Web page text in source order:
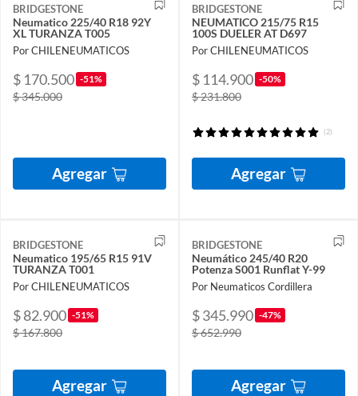
BRIDGESTONE
Neumatico 225/40 R18 92Y
XL TURANZA T005
Por CHILENEUMATICOS
$ 170.500 -51%
$ 345.000
Agregar
BRIDGESTONE
NEUMATICO 215/75 R15
100S DUELER AT D697
Por CHILENEUMATICOS
$ 114.900 -50%
$ 231.800
(2)
Agregar
BRIDGESTONE
Neumatico 195/65 R15 91V
TURANZA T001
Por CHILENEUMATICOS
$ 82.900 -51%
$ 167.800
Agregar
BRIDGESTONE
Neumático 245/40 R20
Potenza S001 Runflat Y-99
Por Neumaticos Cordillera
$ 345.990 -47%
$ 652.990
Agregar